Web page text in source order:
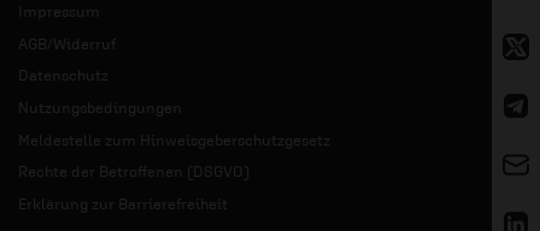
Impressum
AGB/Widerruf
Datenschutz
Nutzungsbedingungen
Meldestelle zum Hinweisgeberschutzgesetz
Rechte der Betroffenen (DSGVO)
Erklärung zur Barrierefreiheit